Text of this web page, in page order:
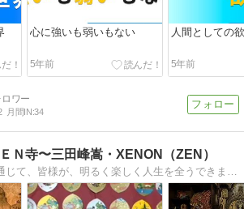
心に強いも弱いもない
5年前
人間としての
5年前
月間IN:34
Ｎ寺〜三田峰嵩・XENON（ZEN）
音楽・ロックを通じて、皆様が、明るく楽しく人生を全うできますよう、色々、お話していきます。明るく楽しい、みんなの『お寺』能満山聖天院のブログです。